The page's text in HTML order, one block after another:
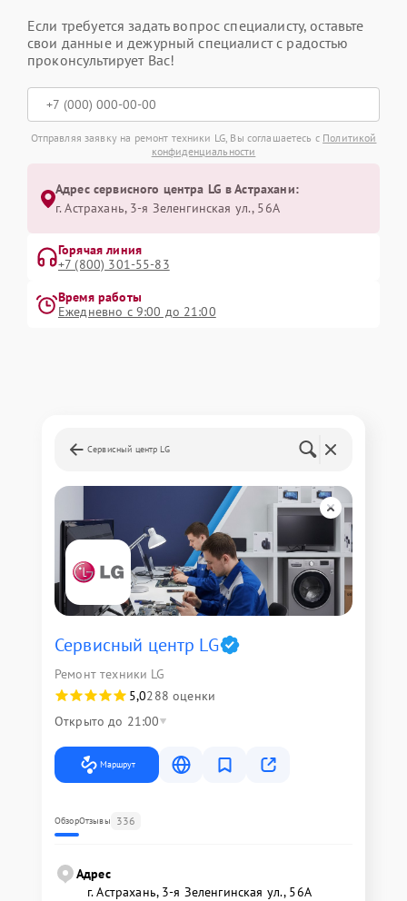
Если требуется задать вопрос специалисту, оставьте
свои данные и дежурный специалист с радостью
проконсультирует Вас!
Отправляя заявку на ремонт техники LG, Вы соглашаетесь с Политикой
конфиденциальности
Адрес сервисного центра LG в Астрахани:
г. Астрахань, 3-я Зеленгинская ул., 56А
Горячая линия
+7 (800) 301-55-83
Время работы
Ежедневно с 9:00 до 21:00
Сервисный центр LG
Сервисный центр LG
Ремонт техники LG
5,0288 оценки
Открыто до 21:00
Маршрут
ОбзорОтзывы 336
Адрес
г. Астрахань, 3-я Зеленгинская ул., 56А